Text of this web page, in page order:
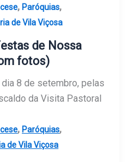
, Paróquias,
de Vila Viçosa
de Nossa
fotos)
8 de setembro, pelas
da Visita Pastoral
, Paróquias,
de Vila Viçosa